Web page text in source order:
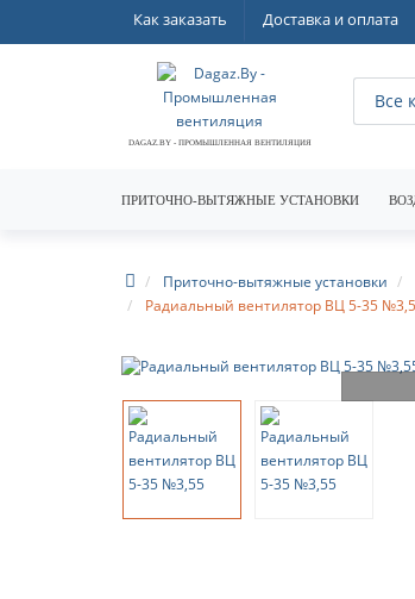
Как заказать Доставка и оплата
DAGAZ.BY - ПРОМЫШЛЕННАЯ ВЕНТИЛЯЦИЯ
Все
ПРИТОЧНО-ВЫТЯЖНЫЕ УСТАНОВКИ
Приточно-вытяжные установки
Радиальный вентилятор ВЦ 5-35